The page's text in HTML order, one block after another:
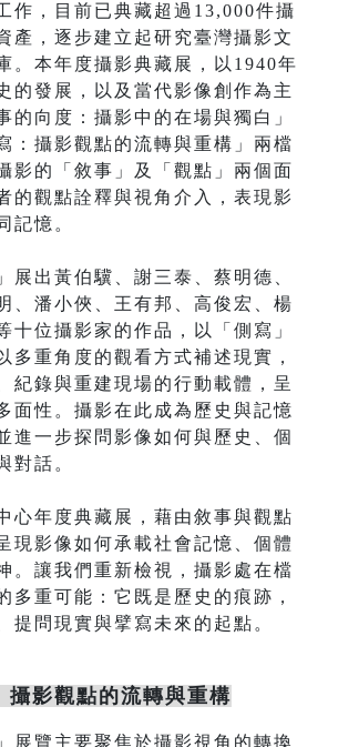
作，目前已典藏超過13,000件攝
產，逐步建立起研究臺灣攝影文
。本年度攝影典藏展，以1940年
的發展，以及當代影像創作為主
的向度：攝影中的在場與獨白」
：攝影觀點的流轉與重構」兩檔
影的「敘事」及「觀點」兩個面
的觀點詮釋與視角介入，表現影
記憶。
展出黃伯驥、謝三泰、蔡明德、
、潘小俠、王有邦、高俊宏、楊
十位攝影家的作品，以「側寫」
多重角度的觀看方式補述現實，
紀錄與重建現場的行動載體，呈
面性。攝影在此成為歷史與記憶
進一步探問影像如何與歷史、個
對話。
心年度典藏展，藉由敘事與觀點
現影像如何承載社會記憶、個體
。讓我們重新檢視，攝影處在檔
多重可能：它既是歷史的痕跡，
提問現實與擘寫未來的起點。
影觀點的流轉與重構
展覽主要聚焦於攝影視角的轉換